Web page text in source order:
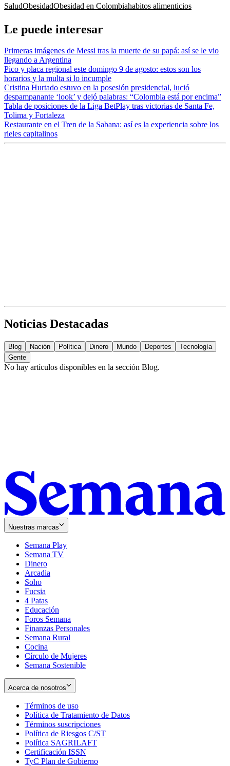
SaludObesidadObesidad en Colombiahabitos alimenticios
Le puede interesar
Primeras imágenes de Messi tras la muerte de su papá: así se le vio
llegando a Argentina
Pico y placa regional este domingo 9 de agosto: estos son los
horarios y la multa si lo incumple
Cristina Hurtado estuvo en la posesión presidencial, lució
despampanante ‘look’ y dejó palabras: “Colombia está por encima”
Tabla de posiciones de la Liga BetPlay tras victorias de Santa Fe,
Tolima y Fortaleza
Restaurante en el Tren de la Sabana: así es la experiencia sobre los
rieles capitalinos
Noticias Destacadas
Blog Nación Política Dinero Mundo Deportes
Tecnología
Gente
No hay artículos disponibles en la sección Blog.
Nuestras marcas
Semana Play
Semana TV
Dinero
Arcadia
Soho
in
new
window
Fucsia
in
new
window
4 Patas
Educación
Foros Semana
Finanzas Personales
Semana Rural
Cocina
Círculo de Mujeres
Semana Sostenible
Acerca de nosotros
Términos de uso
in
new
window
Política de Tratamiento de Datos
Términos suscripciones
in
Política de Riesgos C/ST
Política SAGRILAFT
new
Certificación ISSN
in
TyC Plan de Gobierno